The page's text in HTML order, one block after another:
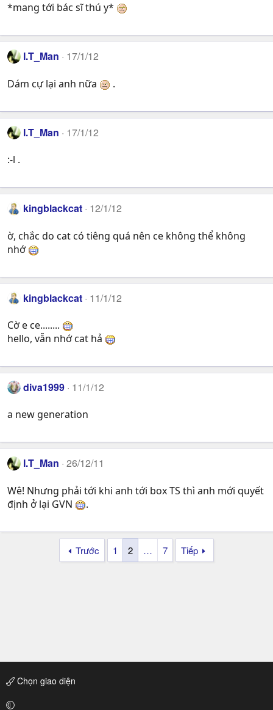
*mang tới bác sĩ thú y*
I.T_Man 17/1/12
Dám cự lại anh nữa .
I.T_Man 17/1/12
:-l .
kingblackcat 12/1/12
ờ, chắc do cat có tiêng quá nên ce không thể không
nhớ
kingblackcat 11/1/12
Cờ e ce........
hello, vẫn nhớ cat hả
diva1999 11/1/12
a new generation
I.T_Man 26/12/11
Wê! Nhưng phải tới khi anh tới box TS thì anh mới quyết
định ở lại GVN
.
Trước 1 2 … 7 Tiếp
Chọn giao diện